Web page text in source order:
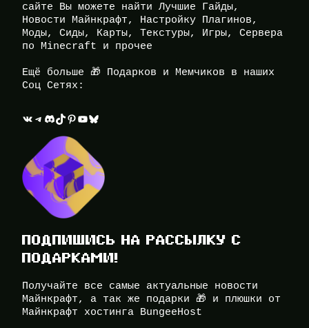
сайте Вы можете найти Лучшие Гайды,
Новости Майнкрафт, Настройку Плагинов,
Моды, Сиды, Карты, Текстуры, Игры, Сервера
по Minecraft и прочее
Ещё больше 🎁 Подарков и Мемчиков в наших
Соц Сетях:
ВКонтакте Telegram Discord TikTok Pinterest YouTube Bluesky
ПОДПИШИСЬ НА РАССЫЛКУ С
ПОДАРКАМИ!
Получайте все самые актуальные новости
Майнкрафт, а так же подарки 🎁 и плюшки от
Майнкрафт хостинга BungeeHost